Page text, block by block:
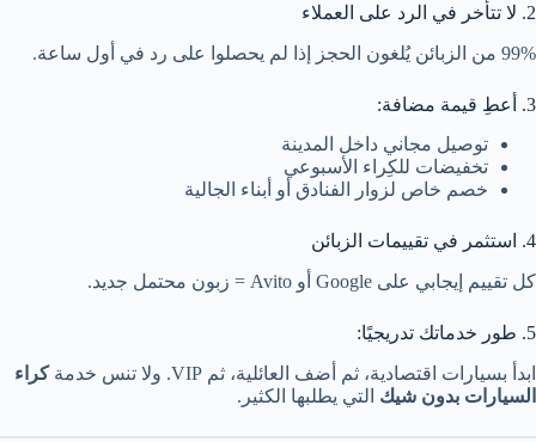
2. لا تتأخر في الرد على العملاء
99% من الزبائن يُلغون الحجز إذا لم يحصلوا على رد في أول ساعة.
3. أعطِ قيمة مضافة:
توصيل مجاني داخل المدينة
تخفيضات للكِراء الأسبوعي
خصم خاص لزوار الفنادق أو أبناء الجالية
4. استثمر في تقييمات الزبائن
كل تقييم إيجابي على Google أو Avito = زبون محتمل جديد.
5. طور خدماتك تدريجيًا:
ابدأ بسيارات اقتصادية، ثم أضف العائلية، ثم VIP. ولا تنس خدمة
كراء
السيارات بدون شيك التي يطلبها الكثير.